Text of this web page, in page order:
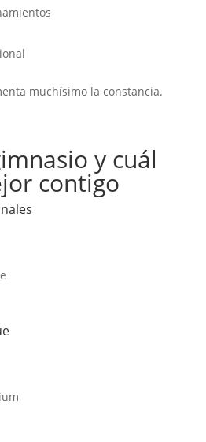
muchísimo la constancia.
y cuál
contigo